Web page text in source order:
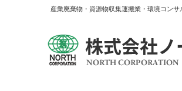
産業廃棄物・資源物収集運搬業・環境コンサ